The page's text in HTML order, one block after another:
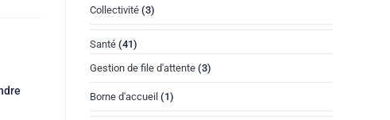
Collectivité (3)
Santé (41)
Gestion de file d'attente (3)
Borne d'accueil (1)